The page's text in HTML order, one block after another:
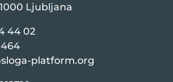
Ljubljana
44 02
platform.org